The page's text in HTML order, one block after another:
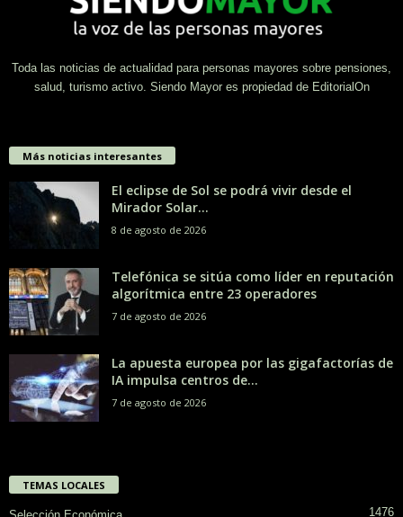
Toda las noticias de actualidad para personas mayores sobre pensiones,
salud, turismo activo. Siendo Mayor es propiedad de EditorialOn
Más noticias interesantes
El eclipse de Sol se podrá vivir desde el
Mirador Solar...
8 de agosto de 2026
Telefónica se sitúa como líder en reputación
algorítmica entre 23 operadores
7 de agosto de 2026
La apuesta europea por las gigafactorías de
IA impulsa centros de...
7 de agosto de 2026
TEMAS LOCALES
1476